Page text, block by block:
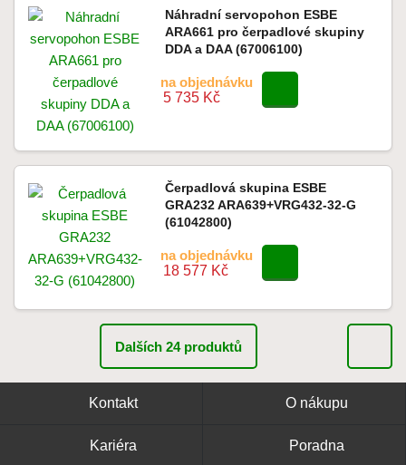
Náhradní servopohon ESBE
ARA661 pro čerpadlové skupiny
DDA a DAA (67006100)
na objednávku
5 735 Kč
Čerpadlová skupina ESBE
GRA232 ARA639+VRG432-32-G
(61042800)
na objednávku
18 577 Kč
Dalších 24 produktů
Kontakt O nákupu
Kariéra Poradna